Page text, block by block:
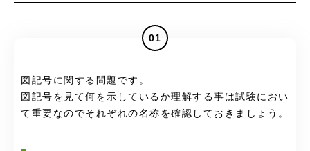
01
図記号に関する問題です。
図記号を見て何を示しているか理解する事は試験におい
て重要なのでそれぞれの名称を確認しておきましょう。